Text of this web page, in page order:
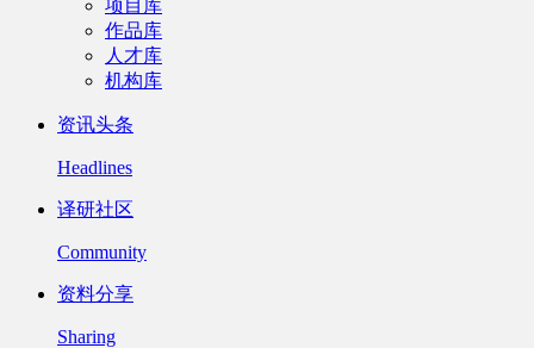
项目库
作品库
人才库
机构库
资讯头条
Headlines
译研社区
Community
资料分享
Sharing